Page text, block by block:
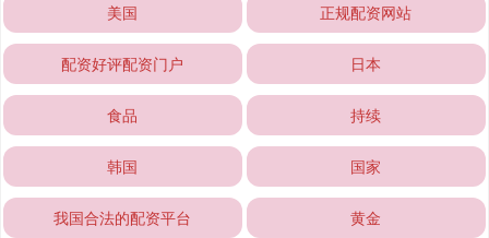
美国 正规配资网站
配资好评配资门户 日本
食品 持续
韩国 国家
我国合法的配资平台 黄金